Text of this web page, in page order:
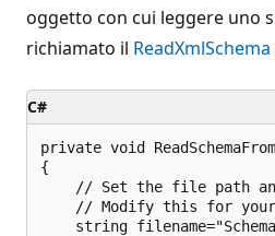
oggetto con cui leggere uno
richiamato il ReadXmlSchema
C#
private void
{
// Set the file path
// Modify this for
string